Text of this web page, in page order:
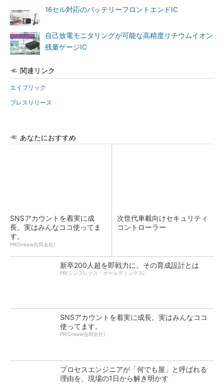
16セル対応のバッテリーフロントエンドIC
自己放電モニタリングが可能な高精度リチウムイオン
残量ゲージIC
関連リンク
エイブリック
プレスリリース
あなたにおすすめ
SNSアカウントを着実に成
長。実はみんなココ使ってま
す。
PR(Dreaw合同会社)
次世代車載向けセキュリティ
コントローラー
新卒200人超を即戦力に。その育成設計とは
PR(シンプレクス・ホールディングス)
SNSアカウントを着実に成長。実はみんなココ
使ってます。
PR(Dreaw合同会社)
プロセスエンジニアが「何でも屋」と呼ばれる
理由を、現場の1日から解き明かす